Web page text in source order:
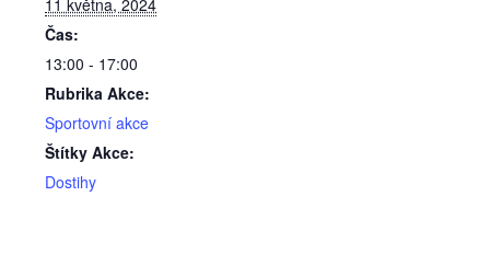
Čas:
13:00 - 17:00
Rubrika Akce:
Sportovní akce
Štítky Akce:
Dostihy